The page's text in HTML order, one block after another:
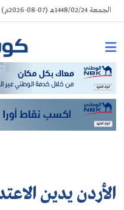
Skip
to
الجمعة 1448/02/24هـ (07-08-2026م) | الكويت
الأردن يدين